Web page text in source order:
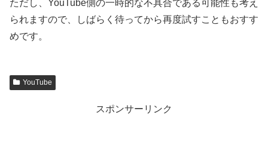
ただし、YouTube側の一時的な不具合である可能性も考え
られますので、しばらく待ってから再度試すこともおすす
めです。
YouTube
スポンサーリンク